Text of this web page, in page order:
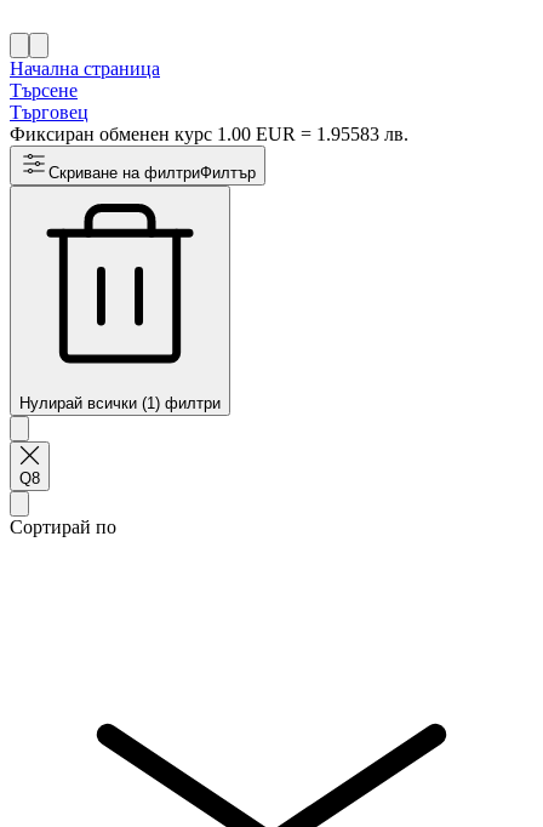
Начална страница
Търсене
Търговец
Фиксиран обменен курс 1.00 EUR = 1.95583 лв.
Скриване на филтриФилтър
Нулирай всички (1) филтри
Q8
Сортирай по